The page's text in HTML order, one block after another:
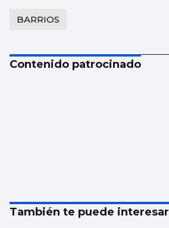
BARRIOS
Contenido patrocinado
También te puede interesar